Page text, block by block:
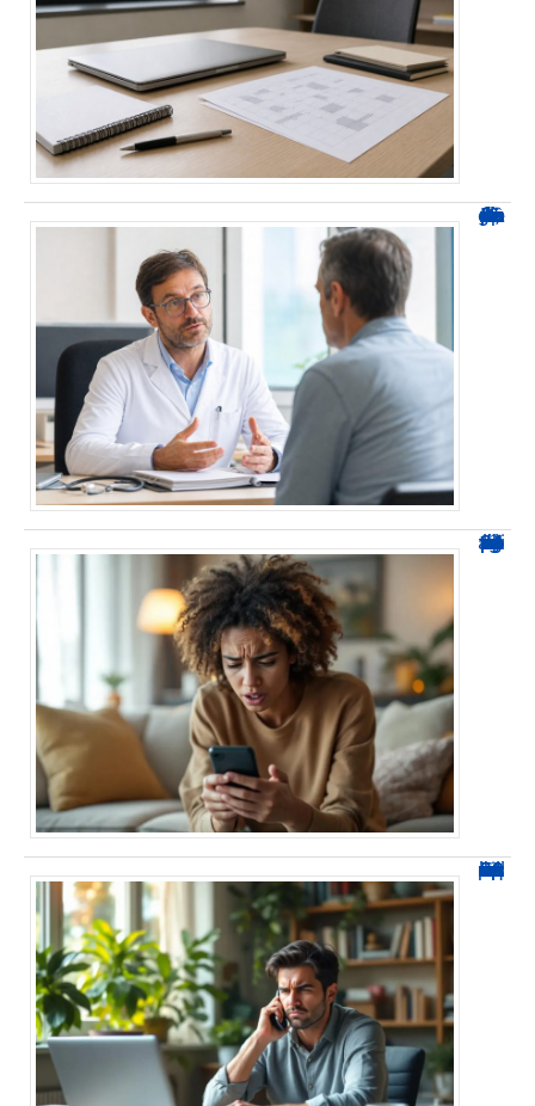
Durée d’arrêt après un stent : des repères, pas une règle fixe
0424 démarchage : reconnaître l’appel et agir sans se tromper
0270 spam : reconnaître ces appels et les bloquer sans erreur